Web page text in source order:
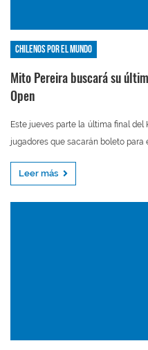
Chilenos por el mundo
Mito Pereira buscará su
Open
Este jueves parte la última final del
jugadores que sacarán boleto para
Leer más